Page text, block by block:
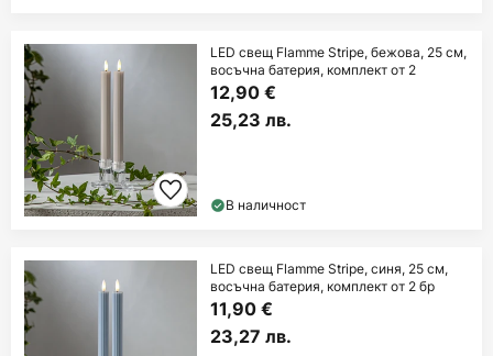
LED свещ Flamme Stripe, бежова, 25 см,
восъчна батерия, комплект от 2
12,90 €
25,23 лв.
В наличност
LED свещ Flamme Stripe, синя, 25 см,
восъчна батерия, комплект от 2 бр
11,90 €
23,27 лв.